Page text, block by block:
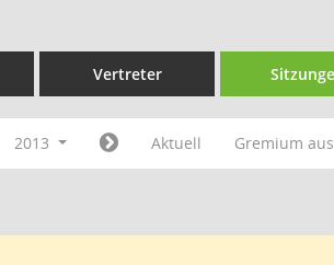
Vertreter
2013 Aktuell Gremium